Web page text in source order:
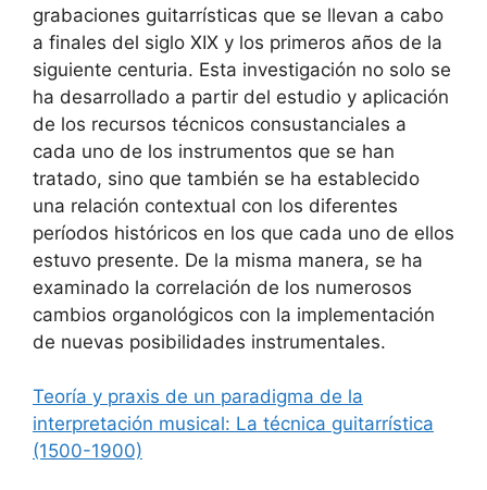
grabaciones guitarrísticas que se llevan a cabo
a finales del siglo XIX y los primeros años de la
siguiente centuria. Esta investigación no solo se
ha desarrollado a partir del estudio y aplicación
de los recursos técnicos consustanciales a
cada uno de los instrumentos que se han
tratado, sino que también se ha establecido
una relación contextual con los diferentes
períodos históricos en los que cada uno de ellos
estuvo presente. De la misma manera, se ha
examinado la correlación de los numerosos
cambios organológicos con la implementación
de nuevas posibilidades instrumentales.
Teoría y praxis de un paradigma de la
interpretación musical: La técnica guitarrística
(1500-1900)